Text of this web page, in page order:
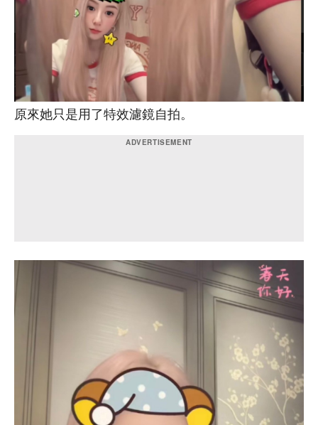
原來她只是用了特效濾鏡自拍。